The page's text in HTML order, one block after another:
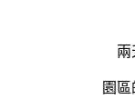
兩
園